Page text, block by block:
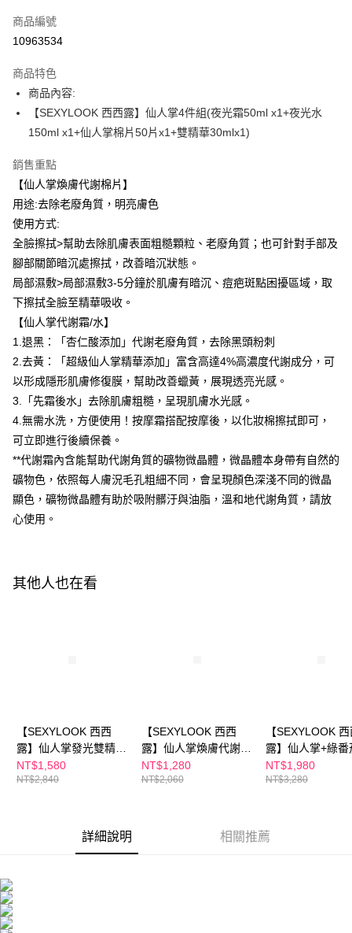
Apple Pay
悠遊付
Google Pay
全盈+PAY
AFTEE先享後付
相關說明
【關於「AFTEE先享後付」】
AFTEE先享後付是「在收到商品之後才付款」的支付方式。 讓您購物簡單
１．簡單：不需註冊會員、不需綁卡、不需儲值。
２．便利：只要手機號碼，簡訊認證，即可結帳。
３．安心：先確認商品／服務後，再付款。
【「AFTEE先享後付」結帳流程】
１．於結帳方式選擇「AFTEE先享後付」後，將跳轉至「AFTEE先享後付」
２．訂單成立數日內，您將收到繳費通知簡訊。
３．收到繳費通知簡訊後14天內，點擊此簡訊中的連結，可透過四大超商／
ATM／網路銀行／等多元方式進行付款，方視為交易完成。
※ 請注意：結帳手續完成當下不需立刻繳費，但若您需要取消訂單，請聯絡
購買商品的店家。未經商家同意取消之訂單仍視為有效，需透過AFTEE先享
後付繳納相關費用。
是否繳費成功／繳費後需取消欲退款等相關疑問，請聯繫「AFTEE先享後付
客戶支援中心」https://netprotections.freshdesk.com/support/home
【注意事項】
１．透過由恩沛科技股份有限公司提供之「AFTEE先享後付」服務完成之交
易，需依本服務之必要範圍內提供個人資料，並將交易相關給付款項請求債
３．未成年的使用者請事先徵得法定代理人或監護人之同意方可使用
「AFTEE先享後付」，若未經同意申辦者引起之損失，本公司不負相關責
ATM付款
運送方式
全家付款取貨
每筆NT$100，滿NT$600(含以上)免運費
付款後全家取貨
萊爾富取貨付款
每筆NT$100，滿NT$600(含以上)免運費
付款後萊爾富取貨
每筆NT$100，滿NT$600(含以上)免運費
7-11付款取貨
每筆NT$100，滿NT$600(含以上)免運費
宅配
海外配送(馬來西亞) 查看運費
海外配送(澳洲) 查看運費
商品編號
10963534
商品特色
商品內容:
【SEXYLOOK 西西露】仙人掌4件組(夜光霜50ml x1+夜光水
150ml x1+仙人掌棉片50片x1+雙精華30mlx1)
銷售重點
【仙人掌煥膚代謝棉片】
用途:去除老廢角質，明亮膚色
使用方式:
全臉擦拭>幫助去除肌膚表面粗糙顆粒、老廢角質；也可針對手部及
腳部關節暗沉處擦拭，改善暗沉狀態。
局部濕敷>局部濕敷3-5分鐘於肌膚有暗沉、痘疤斑點困擾區域，取
下擦拭全臉至精華吸收。
【仙人掌代謝霜/水】
1.退黑：「杏仁酸添加」代謝老廢角質，去除黑頭粉刺
2.去黃：「超級仙人掌精華添加」富含高達4%高濃度代謝成分，可
以形成隱形肌膚修復膜，幫助改善蠟黃，展現透亮光感。
3.「先霜後水」去除肌膚粗糙，呈現肌膚水光感。
4.無需水洗，方便使用！按摩霜搭配按摩後，以化妝棉擦拭即可，
可立即進行後續保養。
**代謝霜內含能幫助代謝角質的礦物微晶體，微晶體本身帶有自然的
礦物色，依照每人膚況毛孔粗細不同，會呈現顏色深淺不同的微晶
顯色，礦物微晶體有助於吸附髒汙與油脂，溫和地代謝角質，請放
心使用。
其他人也在看
【SEXYLOOK 西西
露】仙人掌發光雙精萃
30ml(修修臉雙精華
油)+仙人掌代謝夜光霜
NT$1,580
NT$2,840
【SEXYLOOK 西西
露】仙人掌煥膚代謝棉
片(50片/盒)+仙人掌發
光雙精華(30ml)
NT$1,280
NT$2,060
【SEXYLOOK
露】仙人掌+綠番
組(夜光霜
光水150mlx1+仙
NT$1,980
NT$3,280
詳細說明 相關推薦